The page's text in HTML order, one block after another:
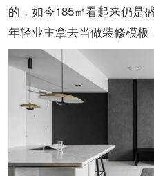
的，如今185㎡看起来仍是
年轻业主拿去当做装修模板